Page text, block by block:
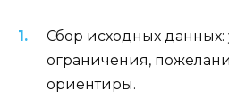
Сбор исходных данных:
ограничения,
ориентиры.